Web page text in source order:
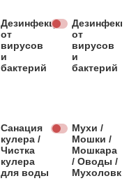
Дезинфекция
от
вирусов
и
бактерий
от
вирусов
и
бактерий
Санация
кулера /
Чистка
кулера
для воды
Мухи /
Мошки /
Мошкара
/ Оводы /
Мухоловки